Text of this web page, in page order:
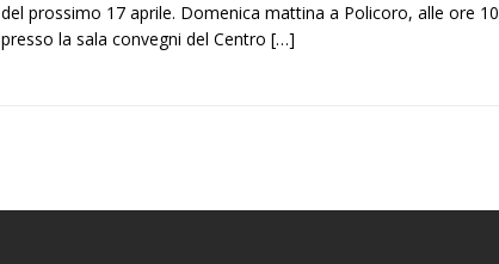
del prossimo 17 aprile. Domenica mattina a Policoro, alle ore 10
presso la sala convegni del Centro […]